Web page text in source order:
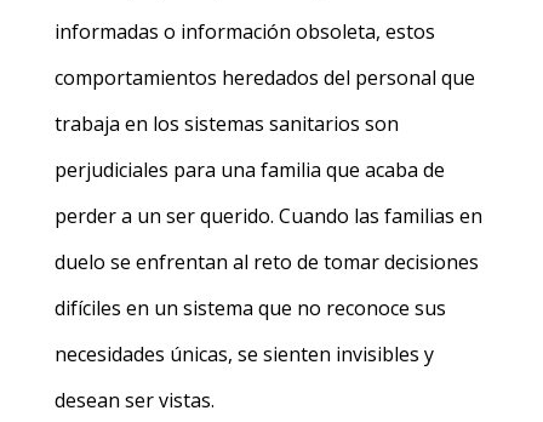
informadas o información obsoleta, estos
comportamientos heredados del personal que
trabaja en los sistemas sanitarios son
perjudiciales para una familia que acaba de
perder a un ser querido. Cuando las familias en
duelo se enfrentan al reto de tomar decisiones
difíciles en un sistema que no reconoce sus
necesidades únicas, se sienten invisibles y
desean ser vistas.